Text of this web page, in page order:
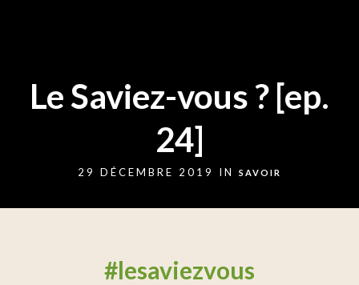
Le Saviez-vous ? [ep.
24]
29 DÉCEMBRE 2019 IN SAVOIR
#lesaviezvous